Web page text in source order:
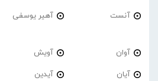
آنست آهیر یوسفی
آوان آویش
آیان آیدین